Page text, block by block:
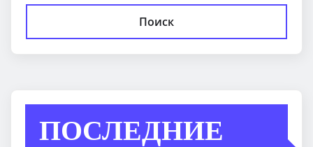
Поиск
ПОСЛЕДНИЕ